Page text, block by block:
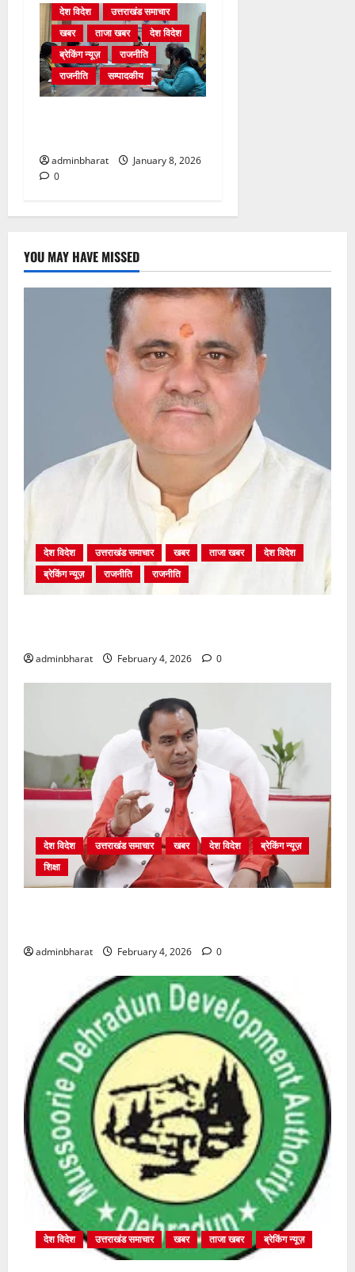
देश विदेश
उत्तराखंड समाचार
खबर
ताजा खबर
देश विदेश
ब्रेकिंग न्यूज़
राजनीति
राजनीति
सम्पादकीय
adminbharat
January 8, 2026
0
YOU MAY HAVE MISSED
देश विदेश उत्तराखंड समाचार खबर ताजा खबर
देश विदेश
ब्रेकिंग न्यूज़
राजनीति राजनीति
adminbharat February 4, 2026 0
देश विदेश उत्तराखंड समाचार खबर देश विदेश
ब्रेकिंग न्यूज़
शिक्षा
adminbharat February 4, 2026 0
देश विदेश उत्तराखंड समाचार खबर ताजा खबर ब्रेकिंग न्यूज़